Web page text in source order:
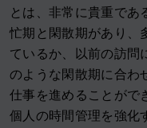
とは、非常に貴重であ
忙期と閑散期があり、
ているか、以前の訪問
のような閑散期に合わ
仕事を進めることがで
個人の時間管理を強化